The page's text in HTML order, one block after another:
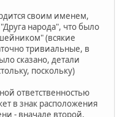
своим именем,
народа", что было
(всякие
тривиальные, в
сказано, детали
поскольку)
ответственностью
в знак расположения
- вначале второй,